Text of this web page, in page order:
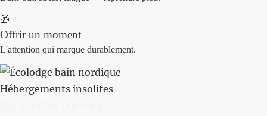
Hébergements insolites